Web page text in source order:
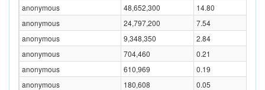
anonymous
48,652,300
14.80
anonymous
24,797,200
7.54
anonymous
9,348,350
2.84
anonymous
704,460
0.21
anonymous
610,969
0.19
anonymous
180,608
0.05